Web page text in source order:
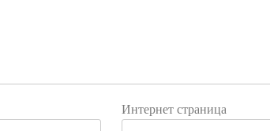
Интернет страница